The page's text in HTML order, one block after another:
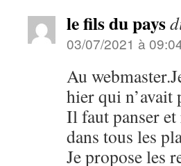
le fils du pays
03/07/2021 à
Au
hier qui n’avait
Il faut panser
dans tous les
Je propose les